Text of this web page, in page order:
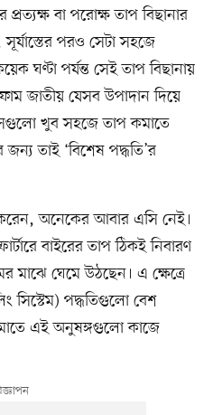
বা পরোক্ষ তাপ বিছানার
পরও সেটা সহজে
ঘণ্টা পর্যন্ত সেই তাপ বিছানায়
জাতীয় যেসব উপাদান দিয়ে
খুব সহজে তাপ কমাতে
জন্য তাই ‘বিশেষ পদ্ধতি’র
অনেকের আবার এসি নেই।
বাইরের তাপ ঠিকই নিবারণ
মাঝে ঘেমে উঠছেন। এ ক্ষেত্রে
সিস্টেম) পদ্ধতিগুলো বেশ
এই অনুষঙ্গগুলো কাজে